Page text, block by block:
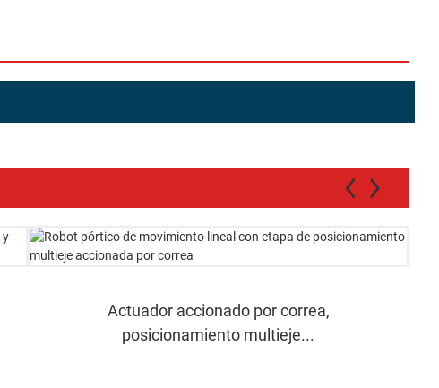
Actuador accionado por correa,
posicionamiento multieje...